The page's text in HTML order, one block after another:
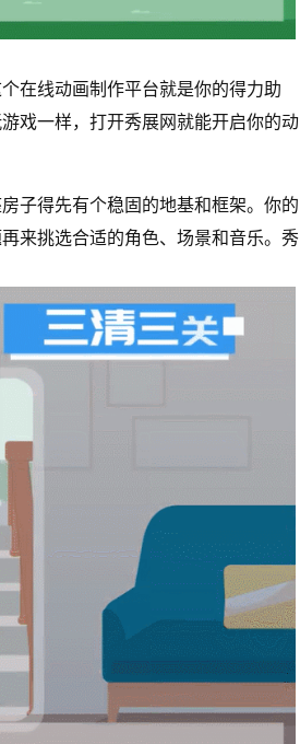
在线动画制作平台就是你的得力助
戏一样，打开秀展网就能开启你的动
子得先有个稳固的地基和框架。你的
来挑选合适的角色、场景和音乐。秀